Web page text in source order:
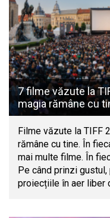
7 filme văzute la
magia rămâne cu
Filme văzute la TIFF
rămâne cu tine. În
mai multe filme. În
Pe când prinzi
proiecțiile în aer liber